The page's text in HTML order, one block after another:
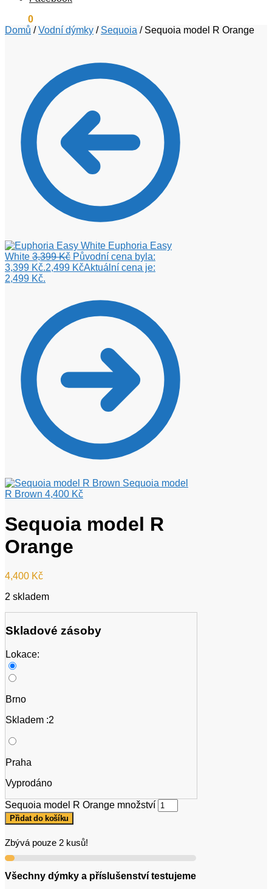
0
Domů /Vodní dýmky / Sequoia / Sequoia model R Orange
Euphoria Easy
White 3,399Kč Původní cena byla:
3,399 Kč.2,499 KčAktuální cena je:
2,499 Kč.
Sequoia model
R Brown 4,400 Kč
Sequoia model R
Orange
4,400 Kč
2 skladem
Skladové zásoby
Lokace:
Brno
Skladem :2
Praha
Vyprodáno
Sequoia model R Orange množství
Přidat do košíku
Zbývá pouze 2 kusů!
Všechny dýmky a příslušenství testujeme